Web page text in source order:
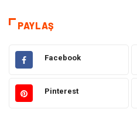
Hizmet
Hukuk
Otomotiv
PAYLAŞ
Facebook
Pinterest